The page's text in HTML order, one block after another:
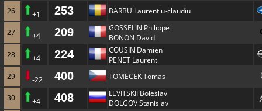
26
+1 253 BARBU Laurentiu-claudiu
27 +4 209
GOSSELIN Philippe
BONON David
28
+4 224
COUSIN Damien
PENET Laurent
29
-22 400 TOMECEK Tomas
30 +4 408
LEVITSKII Boleslav
DOLGOV Stanislav